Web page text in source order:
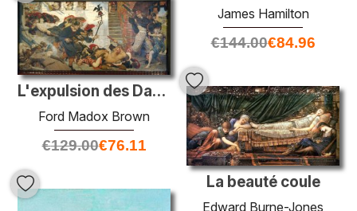
James Hamilton
€144.00€84.96
L'expulsion des Danois de Manchester
Ford Madox Brown
€129.00€76.11
La beauté coule
Edward Burne-Jones